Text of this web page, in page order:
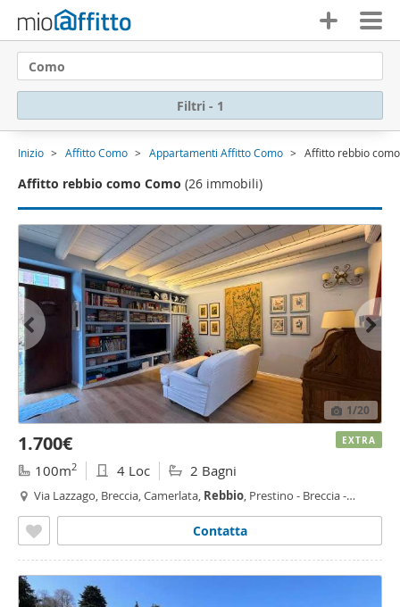
Como
Filtri - 1
Inizio Affitto Como Appartamenti Affitto Como Affitto rebbio
Affitto rebbio como Como (26 immobili)
1/20
1.700€
100m2 4 Loc 2 Bagni
Via Lazzago, Breccia, Camerlata, Rebbio, Prestino - Breccia -
Contatta
EXTRA